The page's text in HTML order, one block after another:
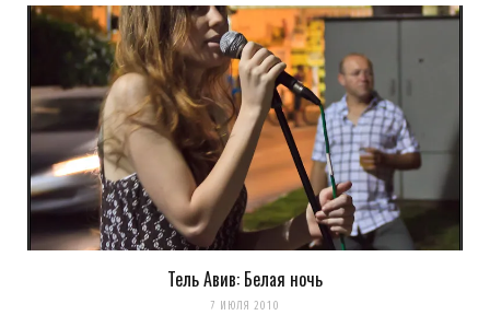
Тель Авив: Белая ночь
7 ИЮЛЯ 2010